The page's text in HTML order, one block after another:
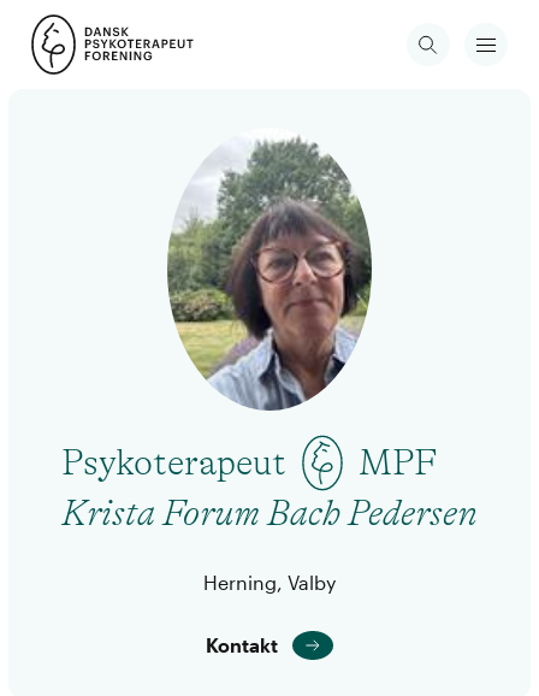
Psykoterapeut
MPF
Krista Forum Bach Pedersen
Herning, Valby
Kontakt